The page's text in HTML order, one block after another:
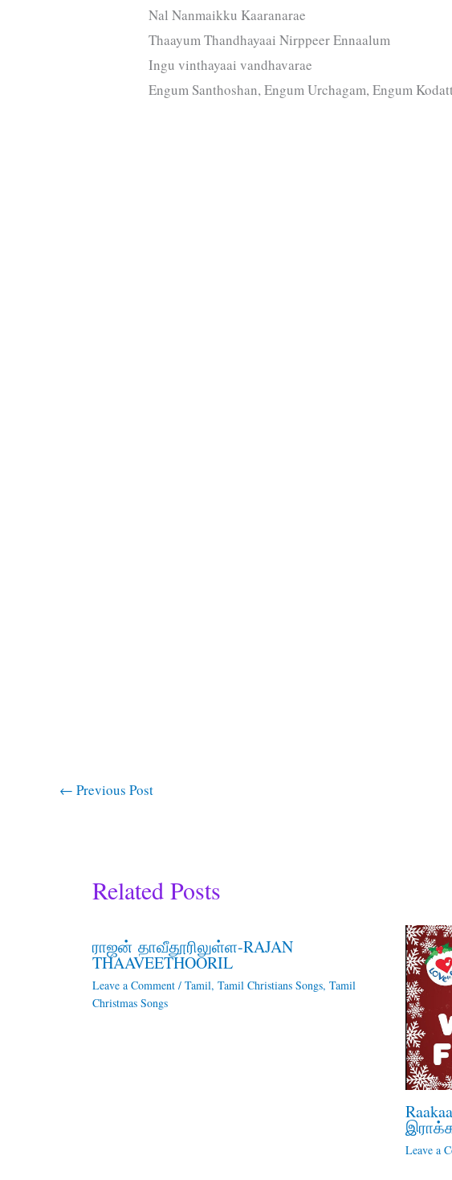
Nal Nanmaikku Kaaranarae
Thaayum Thandhayaai Nirppeer Ennaalum
Ingu vinthayaai vandhavarae
Engum Santhoshan, Engum Urchagam, Engum
← Previous Post
Related Posts
ராஜன் தாவீதூரிலுள்ள-RAJAN
THAAVEETHOORIL
Leave a Comment / Tamil, Tamil Christians Songs, Tamil
Christmas Songs
Leave a